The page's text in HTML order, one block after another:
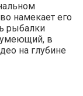
намекает его
рыбалки
умеющий, в
на глубине